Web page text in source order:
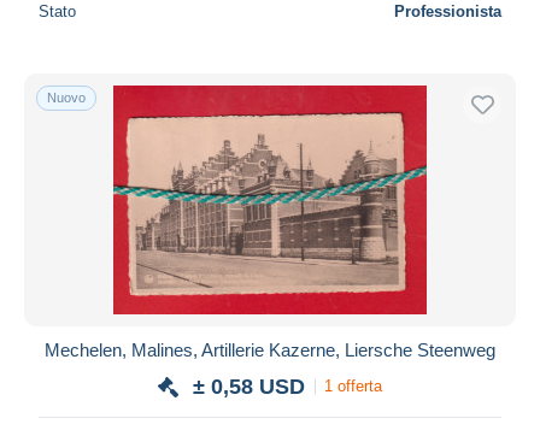
Stato Professionista
Nuovo
Mechelen, Malines, Artillerie Kazerne, Liersche Steenweg
± 0,58 USD 1 offerta